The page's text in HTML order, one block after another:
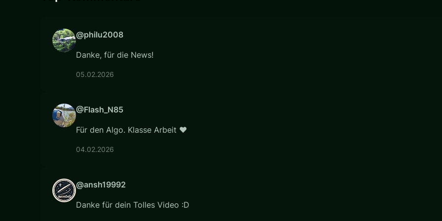
@philu2008
Danke, für die News!
05.02.2026
@Flash_N85
Für den Algo. Klasse Arbeit ❤
04.02.2026
@ansh19992
Danke für dein Tolles Video :D